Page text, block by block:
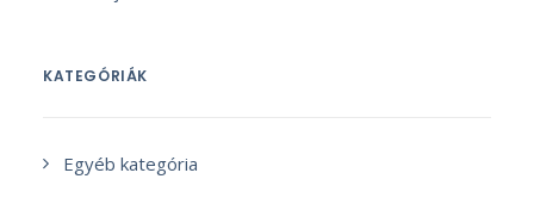
KATEGÓRIÁK
Egyéb kategória